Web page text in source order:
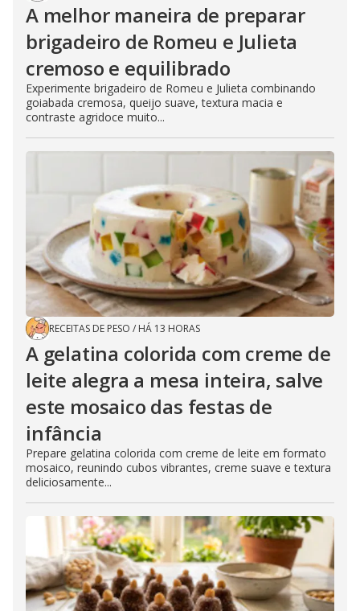
A melhor maneira de preparar
brigadeiro de Romeu e Julieta
cremoso e equilibrado
Experimente brigadeiro de Romeu e Julieta combinando
goiabada cremosa, queijo suave, textura macia e
contraste agridoce muito...
RECEITAS DE PESO / HÁ 13 HORAS
A gelatina colorida com creme de
leite alegra a mesa inteira, salve
este mosaico das festas de
infância
Prepare gelatina colorida com creme de leite em formato
mosaico, reunindo cubos vibrantes, creme suave e textura
deliciosamente...